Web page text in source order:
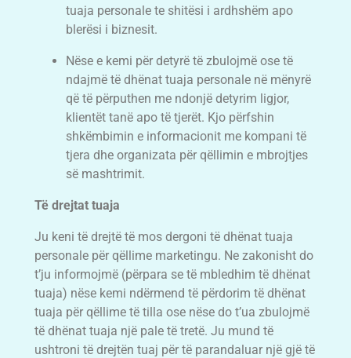
tuaja personale te shitësi i ardhshëm apo
blerësi i biznesit.
Nëse e kemi për detyrë të zbulojmë ose të
ndajmë të dhënat tuaja personale në mënyrë
që të përputhen me ndonjë detyrim ligjor,
klientët tanë apo të tjerët. Kjo përfshin
shkëmbimin e informacionit me kompani të
tjera dhe organizata për qëllimin e mbrojtjes
së mashtrimit.
Të drejtat tuaja
Ju keni të drejtë të mos dergoni të dhënat tuaja
personale për qëllime marketingu. Ne zakonisht do
t’ju informojmë (përpara se të mbledhim të dhënat
tuaja) nëse kemi ndërmend të përdorim të dhënat
tuaja për qëllime të tilla ose nëse do t’ua zbulojmë
të dhënat tuaja një pale të tretë. Ju mund të
ushtroni të drejtën tuaj për të parandaluar një gjë të